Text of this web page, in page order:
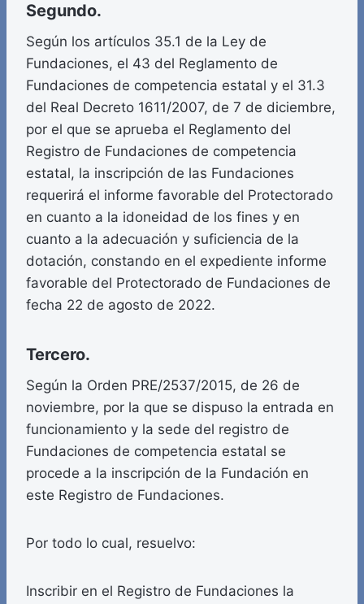
Segundo.
Según los artículos 35.1 de la Ley de
Fundaciones, el 43 del Reglamento de
Fundaciones de competencia estatal y el 31.3
del Real Decreto 1611/2007, de 7 de diciembre,
por el que se aprueba el Reglamento del
Registro de Fundaciones de competencia
estatal, la inscripción de las Fundaciones
requerirá el informe favorable del Protectorado
en cuanto a la idoneidad de los fines y en
cuanto a la adecuación y suficiencia de la
dotación, constando en el expediente informe
favorable del Protectorado de Fundaciones de
fecha 22 de agosto de 2022.
Tercero.
Según la Orden PRE/2537/2015, de 26 de
noviembre, por la que se dispuso la entrada en
funcionamiento y la sede del registro de
Fundaciones de competencia estatal se
procede a la inscripción de la Fundación en
este Registro de Fundaciones.
Por todo lo cual, resuelvo:
Inscribir en el Registro de Fundaciones la